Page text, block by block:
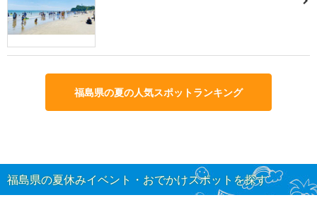
福島県の夏の人気スポットランキング
福島県の夏休みイベント・おでかけスポットを探す